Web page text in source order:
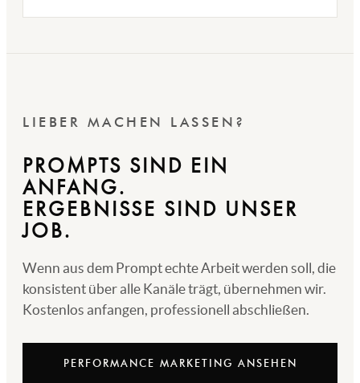
LIEBER MACHEN LASSEN?
PROMPTS SIND EIN
ANFANG.
ERGEBNISSE SIND UNSER
JOB.
Wenn aus dem Prompt echte Arbeit werden soll, die
konsistent über alle Kanäle trägt, übernehmen wir.
Kostenlos anfangen, professionell abschließen.
PERFORMANCE MARKETING ANSEHEN